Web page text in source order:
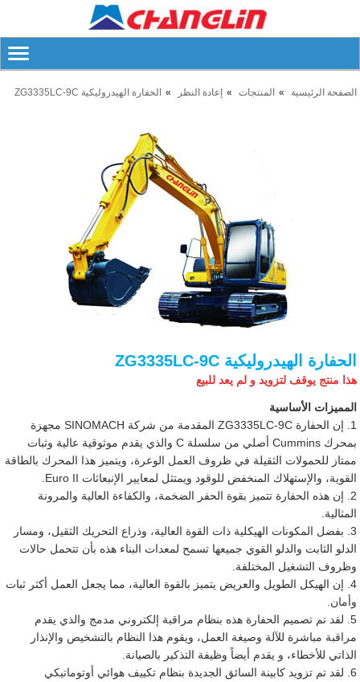
الصفحة الرئيسية المنتجات إعادة النظر الحفارة الهيدروليكية ZG3335LC-9C
الحفارة الهيدروليكية ZG3335LC-9C
هذا منتج يوقف لتزويد و لم يعد للبيع
المميزات الأساسية
1. إن الحفارة ZG3335LC-9C المقدمة من شركة SINOMACH مجهزة
بمحرك Cummins أصلي من سلسلة C والذي يقدم موثوقية عالية وثبات
ممتاز للحمولات الثقيلة في ظروف العمل الوعرة، ويتميز هذا المحرك بالطاقة
القوية، والإستهلاك المنخفض للوقود ويمتثل لمعايير الإنبعاثات Euro II.
2. إن هذه الحفارة تتميز بقوة الحفر الضخمة، والكفاءة العالية والمرونة
المثالية.
3. بفضل المكونات الهيكلية ذات القوة العالية، وذراع التحريك الثقيل، ومسار
الدلو الثابت والدلو القوي جميعها تسمح لمعدات البناء هذه بأن تتحمل حالات
وظروف التشغيل المختلفة.
4. إن الهيكل الطويل والعريض يتميز بالقوة العالية، مما يجعل العمل أكثر ثبات
وأمان.
5. لقد تم تصميم الحفارة هذه بنظام مراقبة إلكتروني مدمج والذي يقدم
مراقبة مباشرة للآلة وصيغة العمل، ويقوم هذا النظام بالتشخيص والإنذار
الذاتي للأخطاء، و يقدم أيضاً وظيفة التذكير بالصيانة.
6. لقد تم تزويد كابينة السائق الجديدة بنظام تكييف هوائي أوتوماتيكي